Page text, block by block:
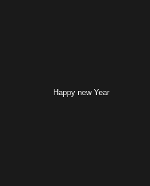
Happy new Year